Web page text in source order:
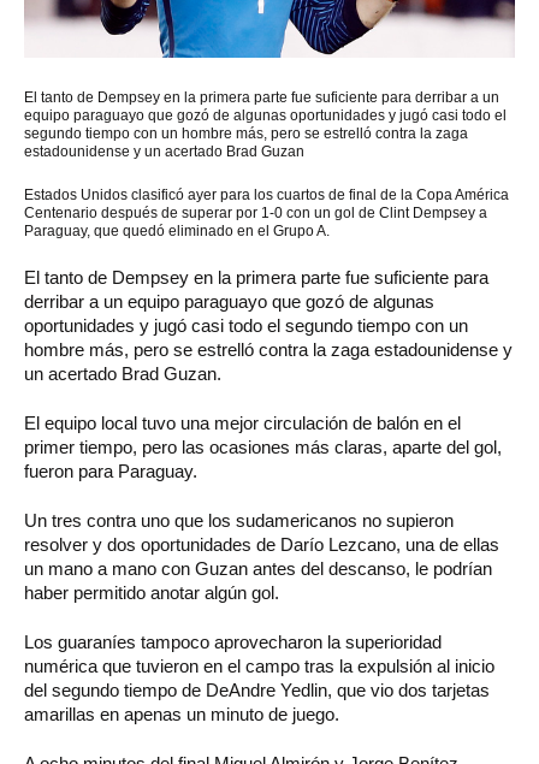
El tanto de Dempsey en la primera parte fue suficiente para derribar a un
equipo paraguayo que gozó de algunas oportunidades y jugó casi todo el
segundo tiempo con un hombre más, pero se estrelló contra la zaga
estadounidense y un acertado Brad Guzan
Estados Unidos clasificó ayer para los cuartos de final de la Copa América
Centenario después de superar por 1-0 con un gol de Clint Dempsey a
Paraguay, que quedó eliminado en el Grupo A.
El tanto de Dempsey en la primera parte fue suficiente para
derribar a un equipo paraguayo que gozó de algunas
oportunidades y jugó casi todo el segundo tiempo con un
hombre más, pero se estrelló contra la zaga estadounidense y
un acertado Brad Guzan.
El equipo local tuvo una mejor circulación de balón en el
primer tiempo, pero las ocasiones más claras, aparte del gol,
fueron para Paraguay.
Un tres contra uno que los sudamericanos no supieron
resolver y dos oportunidades de Darío Lezcano, una de ellas
un mano a mano con Guzan antes del descanso, le podrían
haber permitido anotar algún gol.
Los guaraníes tampoco aprovecharon la superioridad
numérica que tuvieron en el campo tras la expulsión al inicio
del segundo tiempo de DeAndre Yedlin, que vio dos tarjetas
amarillas en apenas un minuto de juego.